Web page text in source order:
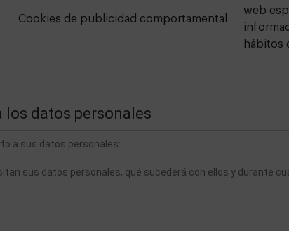
Cookies de publicidad comportamental
web
hábitos
los datos personales
a sus datos personales:
sus datos personales, qué sucederá con ellos y durante